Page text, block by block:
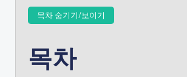
목차 숨기기/보이기
목차